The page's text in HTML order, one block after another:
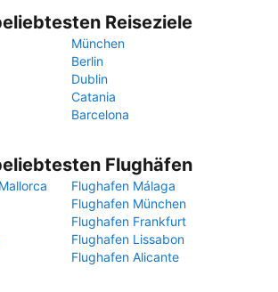
Reiseziele
München
Berlin
Dublin
Catania
Barcelona
Flughäfen
Flughafen Málaga
Flughafen München
Flughafen Frankfurt
Flughafen Lissabon
Flughafen Alicante